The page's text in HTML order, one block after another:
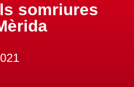
somriures